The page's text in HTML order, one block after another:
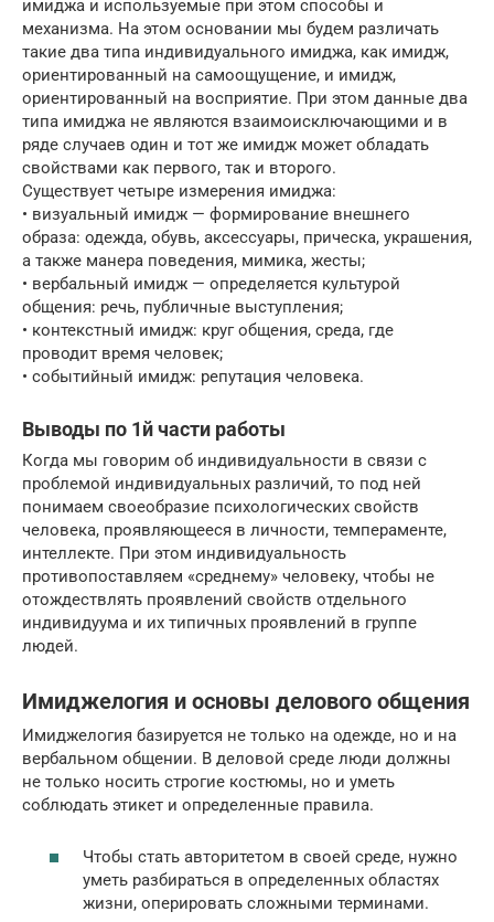
имиджа и используемые при этом способы и
механизма. На этом основании мы будем различать
такие два типа индивидуального имиджа, как имидж,
ориентированный на самоощущение, и имидж,
ориентированный на восприятие. При этом данные два
типа имиджа не являются взаимоисключающими и в
ряде случаев один и тот же имидж может обладать
свойствами как первого, так и второго.
Существует четыре измерения имиджа:
• визуальный имидж — формирование внешнего
образа: одежда, обувь, аксессуары, прическа, украшения,
а также манера поведения, мимика, жесты;
• вербальный имидж — определяется культурой
общения: речь, публичные выступления;
• контекстный имидж: круг общения, среда, где
проводит время человек;
• событийный имидж: репутация человека.
Выводы по 1й части работы
Когда мы говорим об индивидуальности в связи с
проблемой индивидуальных различий, то под ней
понимаем своеобразие психологических свойств
человека, проявляющееся в личности, темпераменте,
интеллекте. При этом индивидуальность
противопоставляем «среднему» человеку, чтобы не
отождествлять проявлений свойств отдельного
индивидуума и их типичных проявлений в группе
людей.
Имиджелогия и основы делового общения
Имиджелогия базируется не только на одежде, но и на
вербальном общении. В деловой среде люди должны
не только носить строгие костюмы, но и уметь
соблюдать этикет и определенные правила.
Чтобы стать авторитетом в своей среде, нужно
уметь разбираться в определенных областях
жизни, оперировать сложными терминами.